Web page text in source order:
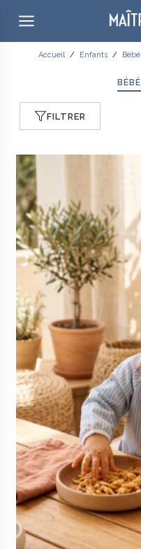
Accueil / Enfants / Bébé
BÉBÉ
FILTRER